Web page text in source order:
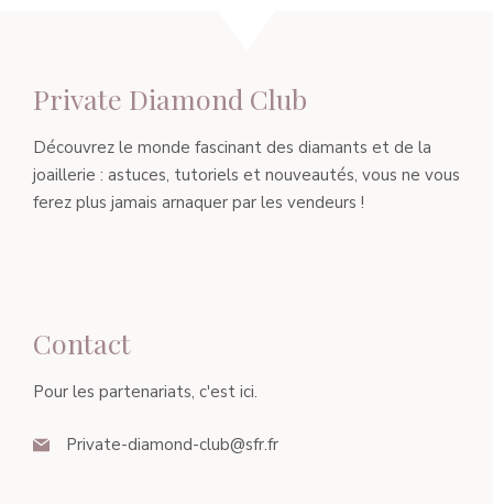
Private Diamond Club
Découvrez le monde fascinant des diamants et de la
joaillerie : astuces, tutoriels et nouveautés, vous ne vous
ferez plus jamais arnaquer par les vendeurs !
Contact
Pour les partenariats, c'est ici.
Private-diamond-club@sfr.fr